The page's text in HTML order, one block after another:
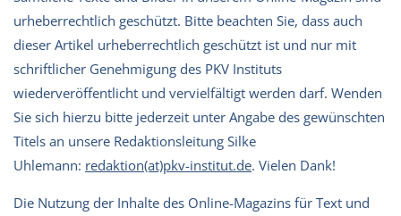
urheberrechtlich geschützt. Bitte beachten Sie, dass auch
dieser Artikel urheberrechtlich geschützt ist und nur mit
schriftlicher Genehmigung des PKV Instituts
wiederveröffentlicht und vervielfältigt werden darf. Wenden
Sie sich hierzu bitte jederzeit unter Angabe des gewünschten
Titels an unsere Redaktionsleitung Silke
Uhlemann: redaktion(at)pkv-institut.de. Vielen Dank!
Die Nutzung der Inhalte des Online-Magazins für Text und